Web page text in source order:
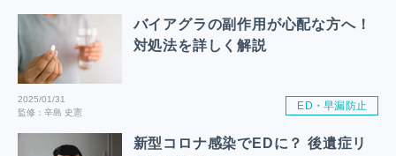
バイアグラの副作用が心配な方へ！
対処法を詳しく解説
2025/01/31
監修：辛島 史憲
ED・早漏防止
新型コロナ感染でEDに？ 後遺症リ